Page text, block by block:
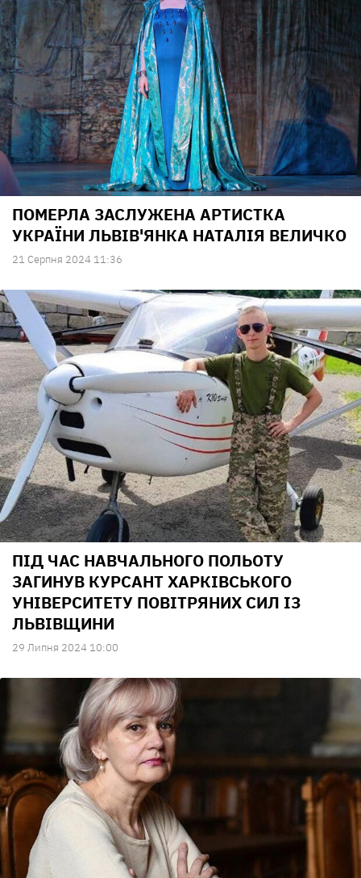
ПОМЕРЛА ЗАСЛУЖЕНА АРТИСТКА
УКРАЇНИ ЛЬВІВ'ЯНКА НАТАЛІЯ ВЕЛИЧКО
21 Серпня 2024 11:36
ПІД ЧАС НАВЧАЛЬНОГО ПОЛЬОТУ
ЗАГИНУВ КУРСАНТ ХАРКІВСЬКОГО
УНІВЕРСИТЕТУ ПОВІТРЯНИХ СИЛ ІЗ
ЛЬВІВЩИНИ
29 Липня 2024 10:00